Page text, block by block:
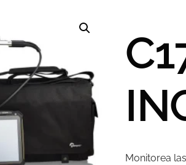
Monitorea